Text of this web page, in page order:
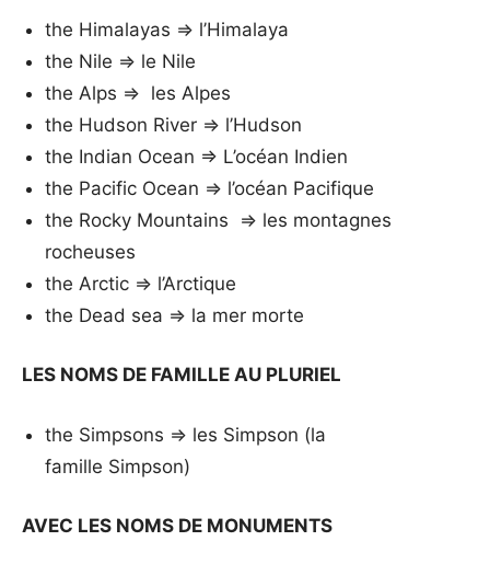
the Himalayas => l’Himalaya
the Nile => le Nile
the Alps => les Alpes
the Hudson River => l’Hudson
the Indian Ocean => L’océan Indien
the Pacific Ocean => l’océan Pacifique
the Rocky Mountains => les montagnes
rocheuses
the Arctic => l’Arctique
the Dead sea => la mer morte
LES NOMS DE FAMILLE AU PLURIEL
the Simpsons => les Simpson (la
famille Simpson)
AVEC LES NOMS DE MONUMENTS